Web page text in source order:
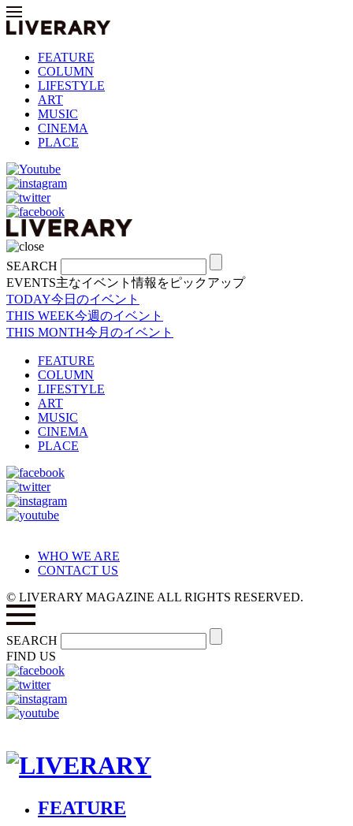
FEATURE
COLUMN
LIFESTYLE
ART
MUSIC
CINEMA
PLACE
SEARCH
EVENTS主なイベント情報をピックアップ
TODAY今日のイベント
THIS WEEK今週のイベント
THIS MONTH今月のイベント
FEATURE
COLUMN
LIFESTYLE
ART
MUSIC
CINEMA
PLACE
WHO WE ARE
CONTACT US
© LIVERARY MAGAZINE ALL RIGHTS RESERVED.
SEARCH
FIND US
FEATURE